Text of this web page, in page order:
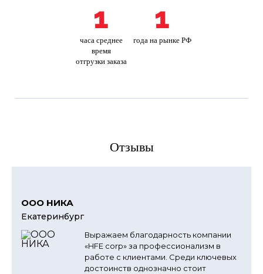
1
часа среднее
время
отгрузки заказа
1
года на рынке РФ
Отзывы
ООО НИКА
Екатеринбург
Выражаем благодарность компании
«HFE corp» за профессионализм в
работе с клиентами. Среди ключевых
достоинств однозначно стоит